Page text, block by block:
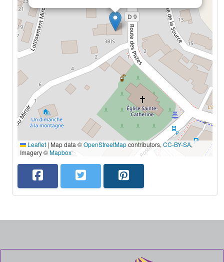
Leaflet | Map data ©OpenStreetMapcontributors, CC-BY-SA,
Imagery ©Mapbox